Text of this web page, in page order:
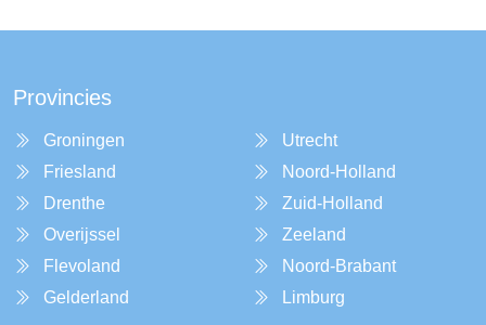
Provincies
Groningen
Friesland
Drenthe
Overijssel
Flevoland
Gelderland
Utrecht
Noord-Holland
Zuid-Holland
Zeeland
Noord-Brabant
Limburg